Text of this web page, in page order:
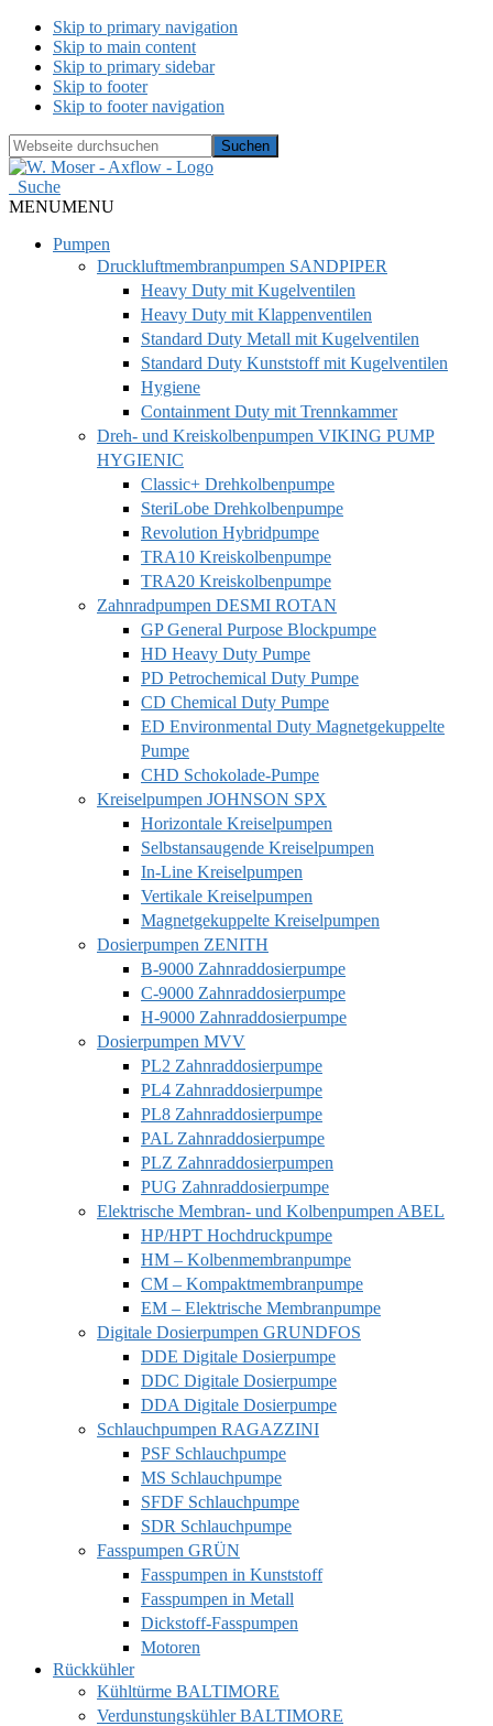
Skip to primary navigation
Skip to main content
Skip to primary sidebar
Skip to footer
Skip to footer navigation
Webseite
durchsuchen
Hide
Search
Suche
MENUMENU
Pumpen
Druckluftmembranpumpen SANDPIPER
Heavy Duty mit Kugelventilen
Heavy Duty mit Klappenventilen
Standard Duty Metall mit Kugelventilen
Standard Duty Kunststoff mit Kugelventilen
Hygiene
Containment Duty mit Trennkammer
Dreh- und Kreiskolbenpumpen VIKING PUMP
HYGIENIC
Classic+ Drehkolbenpumpe
SteriLobe Drehkolbenpumpe
Revolution Hybridpumpe
TRA10 Kreiskolbenpumpe
TRA20 Kreiskolbenpumpe
Zahnradpumpen DESMI ROTAN
GP General Purpose Blockpumpe
HD Heavy Duty Pumpe
PD Petrochemical Duty Pumpe
CD Chemical Duty Pumpe
ED Environmental Duty Magnetgekuppelte
Pumpe
CHD Schokolade-Pumpe
Kreiselpumpen JOHNSON SPX
Horizontale Kreiselpumpen
Selbstansaugende Kreiselpumpen
In-Line Kreiselpumpen
Vertikale Kreiselpumpen
Magnetgekuppelte Kreiselpumpen
Dosierpumpen ZENITH
B-9000 Zahnraddosierpumpe
C-9000 Zahnraddosierpumpe
H-9000 Zahnraddosierpumpe
Dosierpumpen MVV
PL2 Zahnraddosierpumpe
PL4 Zahnraddosierpumpe
PL8 Zahnraddosierpumpe
PAL Zahnraddosierpumpe
PLZ Zahnraddosierpumpen
PUG Zahnraddosierpumpe
Elektrische Membran- und Kolbenpumpen ABEL
HP/HPT Hochdruckpumpe
HM – Kolbenmembranpumpe
CM – Kompaktmembranpumpe
EM – Elektrische Membranpumpe
Digitale Dosierpumpen GRUNDFOS
DDE Digitale Dosierpumpe
DDC Digitale Dosierpumpe
DDA Digitale Dosierpumpe
Schlauchpumpen RAGAZZINI
PSF Schlauchpumpe
MS Schlauchpumpe
SFDF Schlauchpumpe
SDR Schlauchpumpe
Fasspumpen GRÜN
Fasspumpen in Kunststoff
Fasspumpen in Metall
Dickstoff-Fasspumpen
Motoren
Rückkühler
Kühltürme BALTIMORE
Verdunstungskühler BALTIMORE